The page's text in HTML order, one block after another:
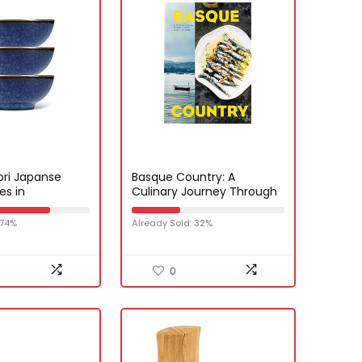
Japanse
in
8
Basque Country: A
Culinary Journey Through
a Food Lover’s Paradise
Already Sold: 32%
0